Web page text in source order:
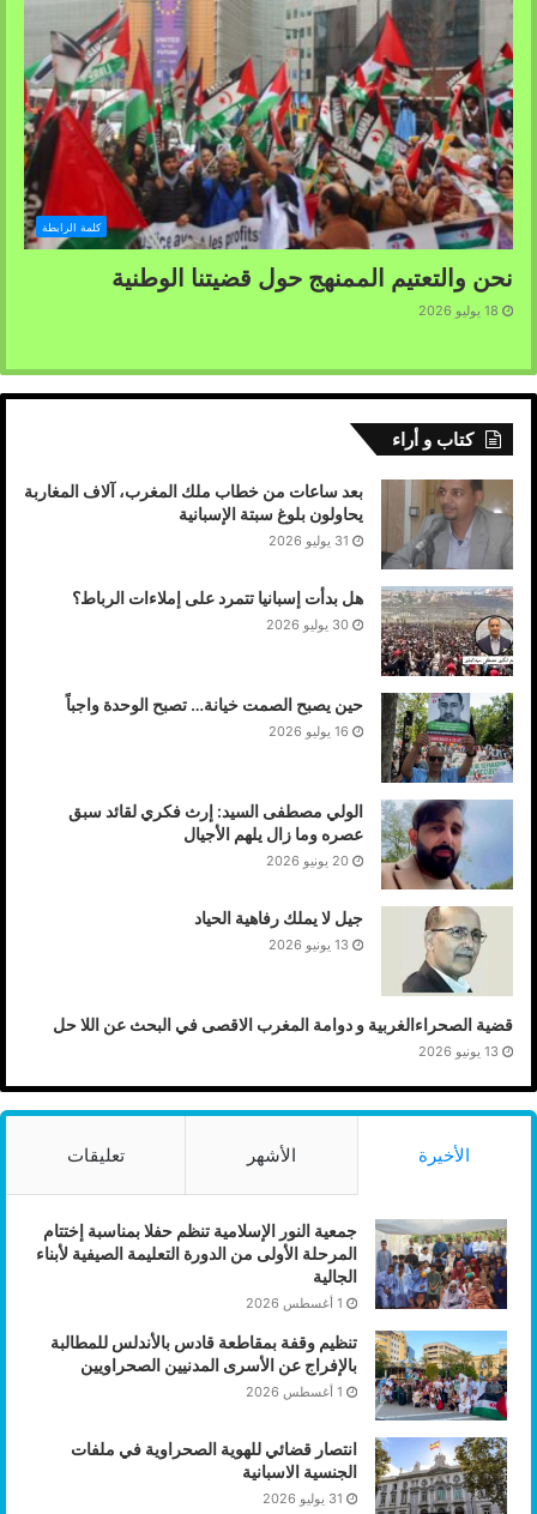
كلمة الرابطة
نحن والتعتيم الممنهج حول قضيتنا الوطنية
18 يوليو 2026
كتاب و أراء
بعد ساعات من خطاب ملك المغرب، آلاف المغاربة
يحاولون بلوغ سبتة الإسبانية
31 يوليو 2026
هل بدأت إسبانيا تتمرد على إملاءات الرباط؟
30 يوليو 2026
حين يصبح الصمت خيانة… تصبح الوحدة واجباً
16 يوليو 2026
الولي مصطفى السيد: إرث فكري لقائد سبق
عصره وما زال يلهم الأجيال
20 يونيو 2026
جيل لا يملك رفاهية الحياد
13 يونيو 2026
قضية الصحراءالغربية و دوامة المغرب الاقصى في البحث عن اللا حل
13 يونيو 2026
الأخيرة الأشهر تعليقات
جمعية النور الإسلامية تنظم حفلا بمناسبة إختتام
المرحلة الأولى من الدورة التعليمة الصيفية لأبناء
الجالية
1 أغسطس 2026
تنظيم وقفة بمقاطعة قادس بالأندلس للمطالبة
بالإفراج عن الأسرى المدنيين الصحراويين
1 أغسطس 2026
انتصار قضائي للهوية الصحراوية في ملفات
الجنسية الاسبانية
31 يوليو 2026